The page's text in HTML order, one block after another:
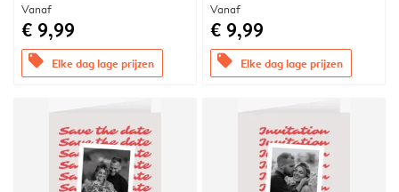
Vanaf
€ 9,99
offers Elke dag lage prijzen
Vanaf
€ 9,99
offers Elke dag lage prijzen